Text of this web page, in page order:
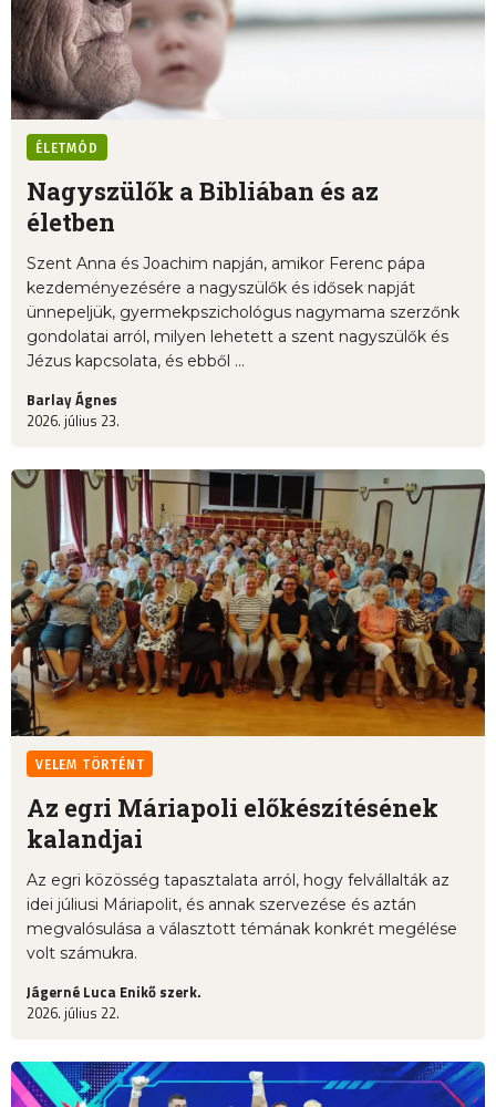
ÉLETMÓD
Nagyszülők a Bibliában és az
életben
Szent Anna és Joachim napján, amikor Ferenc pápa
kezdeményezésére a nagyszülők és idősek napját
ünnepeljük, gyermekpszichológus nagymama szerzőnk
gondolatai arról, milyen lehetett a szent nagyszülők és
Jézus kapcsolata, és ebből ...
Barlay Ágnes
2026. július 23.
VELEM TÖRTÉNT
Az egri Máriapoli előkészítésének
kalandjai
Az egri közösség tapasztalata arról, hogy felvállalták az
idei júliusi Máriapolit, és annak szervezése és aztán
megvalósulása a választott témának konkrét megélése
volt számukra.
Jágerné Luca Enikő szerk.
2026. július 22.